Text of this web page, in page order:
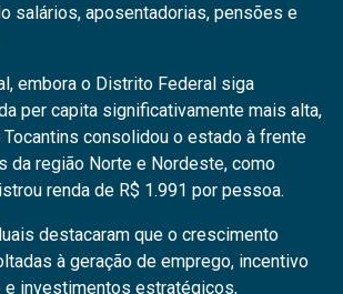
salários, aposentadorias, pensões e
embora o Distrito Federal siga
per capita significativamente mais alta,
consolidou o estado à frente
da região Norte e Nordeste, como
renda de R$ 1.991 por pessoa.
destacaram que o crescimento
à geração de emprego, incentivo
e investimentos estratégicos,